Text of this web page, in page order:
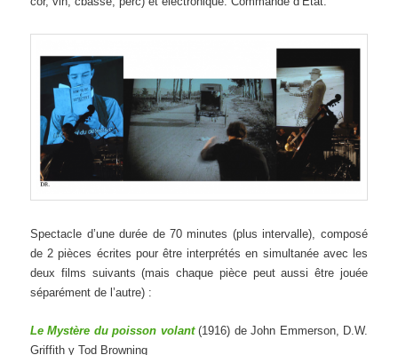
Spectacle d’une durée de 70 minutes (plus intervalle), composé
de 2 pièces écrites pour être interprétés en simultanée avec les
deux films suivants (mais chaque pièce peut aussi être jouée
séparément de l’autre) :
Le Mystère du poisson volant(1916) de John Emmerson, D.W.
Griffith y Tod Browning